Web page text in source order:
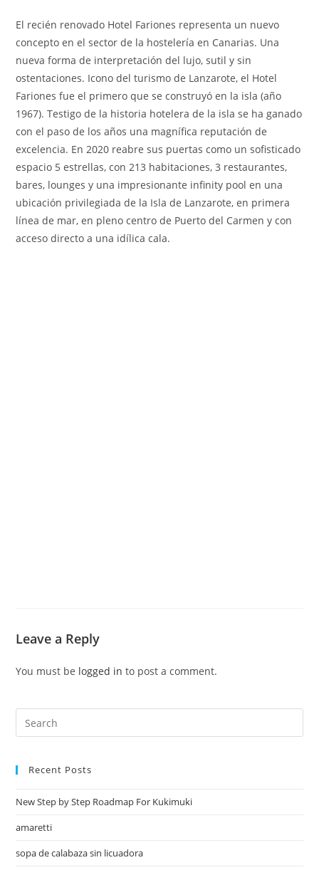
El recién renovado Hotel Fariones representa un nuevo
concepto en el sector de la hostelería en Canarias. Una
nueva forma de interpretación del lujo, sutil y sin
ostentaciones. Icono del turismo de Lanzarote, el Hotel
Fariones fue el primero que se construyó en la isla (año
1967). Testigo de la historia hotelera de la isla se ha ganado
con el paso de los años una magnífica reputación de
excelencia. En 2020 reabre sus puertas como un sofisticado
espacio 5 estrellas, con 213 habitaciones, 3 restaurantes,
bares, lounges y una impresionante infinity pool en una
ubicación privilegiada de la Isla de Lanzarote, en primera
línea de mar, en pleno centro de Puerto del Carmen y con
acceso directo a una idílica cala.
Leave a Reply
You must be logged in to post a comment.
Recent Posts
New Step by Step Roadmap For Kukimuki
amaretti
sopa de calabaza sin licuadora